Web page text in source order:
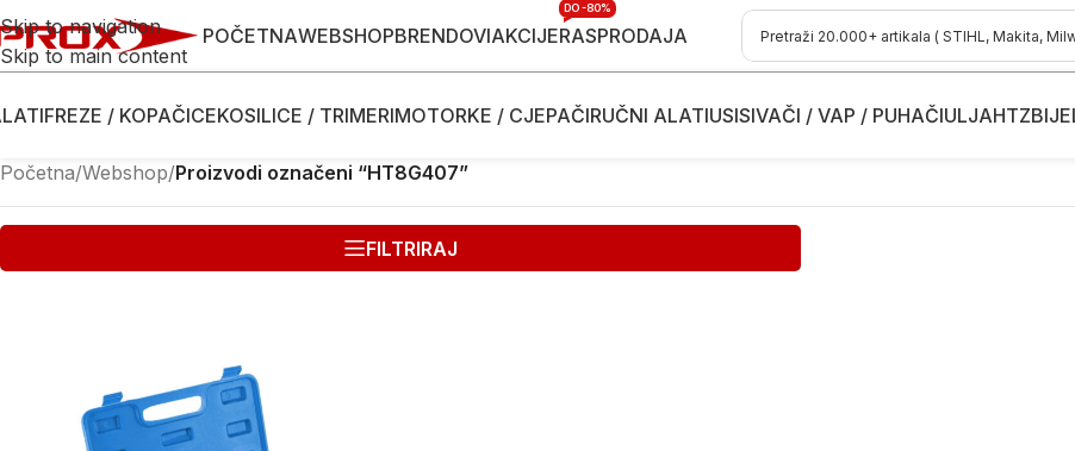
Skip to navigation
Skip to main content
POČETNAWEBSHOPBRENDOVIAKCIJERASPRODAJA
DO -80%
FREZE / KOPAČICEKOSILICE / TRIMERIMOTORKE / CJEPAČIRUČNI ALATIUSISIVAČI / VAP / PUHAČIULJAHTZ
Početna/Webshop/Proizvodi označeni “HT8G407”
FILTRIRAJ